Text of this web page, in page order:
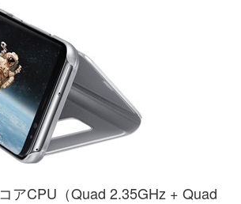
アCPU（Quad 2.35GHz + Quad